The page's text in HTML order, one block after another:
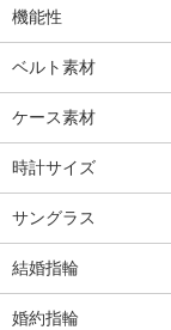
機能性
ベルト素材
ケース素材
時計サイズ
サングラス
結婚指輪
婚約指輪